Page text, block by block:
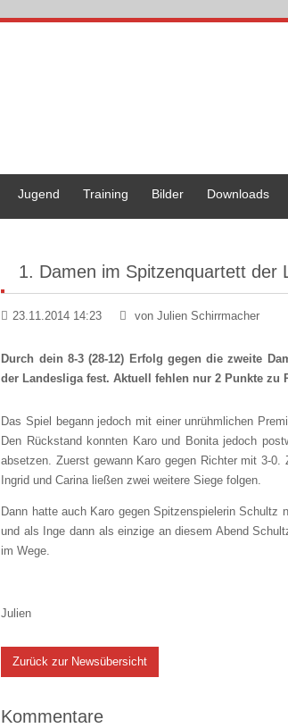
Jugend Training Bilder Downloads
1. Damen im Spitzenquartett der
23.11.2014 14:23 von Julien Schirrmacher
Durch dein 8-3 (28-12) Erfolg gegen die zweite
der Landesliga fest. Aktuell fehlen nur 2 Punkte zu
Das Spiel begann jedoch mit einer unrühmlichen
Den Rückstand konnten Karo und Bonita jedoch
absetzen. Zuerst gewann Karo gegen Richter mit 3-
Ingrid und Carina ließen zwei weitere Siege folgen.
Dann hatte auch Karo gegen Spitzenspielerin
und als Inge dann als einzige an diesem Abend
im Wege.
Julien
Zurück zur Newsübersicht
Kommentare